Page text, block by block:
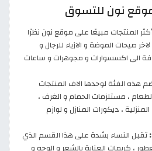
نون للتسوق
المنتجات مبيعًا على موقع نون نظرًا
صيحات الموضة و الازياء للرجال و
الى اكسسوارات و مجوهرات و ساعات
هذه الفئة لوحدها الاف المنتجات
، مستلزمات الحمام و الغرف ،
، ديكورات المنازل و لوازم
تقبل النساء بشدة على هذا القسم الذي